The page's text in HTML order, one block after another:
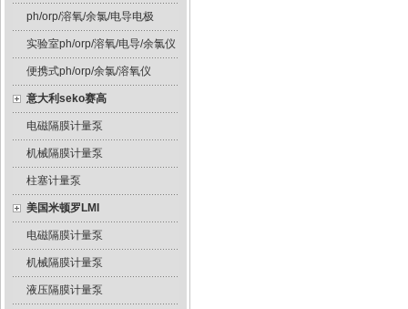
ph/orp/溶氧/余氯/电导电极
实验室ph/orp/溶氧/电导/余氯仪
便携式ph/orp/余氯/溶氧仪
意大利seko赛高
电磁隔膜计量泵
机械隔膜计量泵
柱塞计量泵
美国米顿罗LMI
电磁隔膜计量泵
机械隔膜计量泵
液压隔膜计量泵